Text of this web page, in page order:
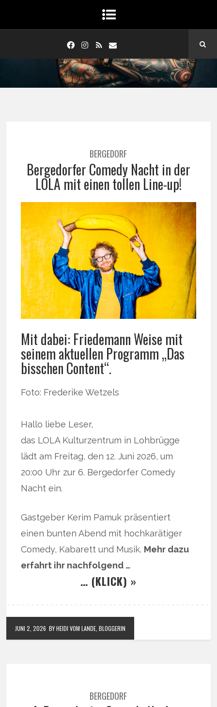
BERGEDORF
Bergedorfer Comedy Nacht in der
LOLA mit einen tollen Line-up!
Mit dabei: Friedemann Weise mit
seinem aktuellen Programm „Das
bisschen Content“.
Foto: Frederike Wetzels
Hallo liebe Leser,
das LOLA Kulturzentrum in Lohbrügge
lädt am Freitag, den 12. Juni 2026, um
20:00 Uhr zur 6. Bergedorfer Comedy
Nacht ein.
Gastgeber Kerim Pamuk präsentiert
einen bunten Abend mit hochkarätiger
Comedy, Kabarett und Musik. Mehr dazu
erfahrt ihr nachfolgend …
… (KLICK) »
JUNI 2, 2026 BY HEIDI VOM LANDE, BLOGGERIN
BERGEDORF